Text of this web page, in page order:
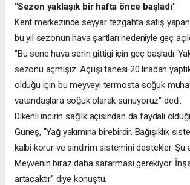
"Sezon yaklaşık bir hafta önce başladı"
Kent merkezinde seyyar tezgahta satış
bu yıl sezonun hava şartları nedeniyle geç
"Bu sene hava serin gittiği için geç başladı.
sezonu açmışız. Açılışı tanesi 20 liradan
olduğu için bu meyveyi termosta soğuk
vatandaşlara soğuk olarak sunuyoruz" dedi.
Dikenli incirin sağlık açısından da faydalı
Güneş, "Yağ yakımına birebirdir. Bağışıklık
kalbi korur ve sindirim sistemini destekler. Şu
Meyvenin biraz daha sararması gerekiyor.
artacaktır" diye konuştu.